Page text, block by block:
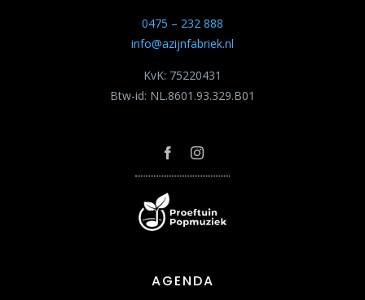
AGENDA
0475 – 232 888
info@azijnfabriek.nl
KvK: 75220431
Btw-id: NL.8601.93.329.B01